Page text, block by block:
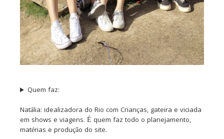
Quem faz:
Natália: idealizadora do Rio com Crianças, gateira e viciada
em shows e viagens. É quem faz todo o planejamento,
matérias e produção do site.